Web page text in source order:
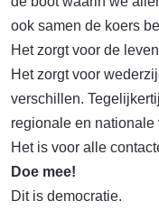
ook samen de koers
Het zorgt voor de
Het zorgt voor
verschillen.
regionale en
Het is voor alle
Doe mee!
Dit is democratie.